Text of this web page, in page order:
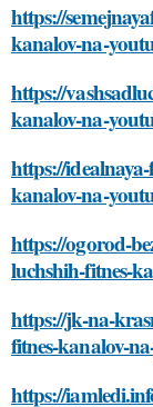
https://
kanalov-na-
https://
kanalov-na-
https://
kanalov-na-
https://ogorod-
luchshih-fitnes-
https://jk-na-
fitnes-kanalov-
https://